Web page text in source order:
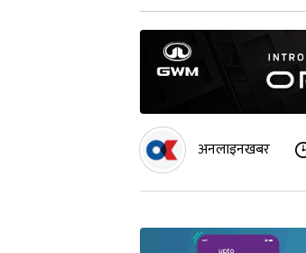
अनलाइनखबर